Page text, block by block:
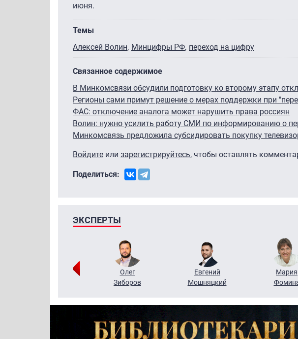
июня.
Темы
Алексей Волин Минцифры РФ переход на цифру
Связанное содержимое
В Минкомсвязи обсудили подготовку ко второму этапу
Регионы сами примут решение о мерах поддержки при
ФАС: отключение аналога может нарушить права россиян
Волин: нужно усилить работу СМИ по информированию о
Минкомсвязь предложила субсидировать покупку
Войдите или зарегистрируйтесь, чтобы оставлять
Поделиться:
ЭКСПЕРТЫ
Олег
Зиборов
Евгений
Мошняцкий
Мария